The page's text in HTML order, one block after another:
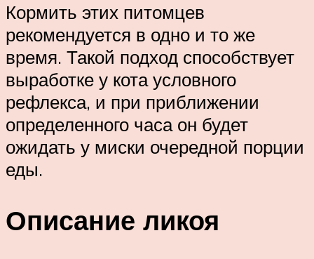
Кормить этих питомцев
рекомендуется в одно и то же
время. Такой подход способствует
выработке у кота условного
рефлекса, и при приближении
определенного часа он будет
ожидать у миски очередной порции
еды.
Описание ликоя